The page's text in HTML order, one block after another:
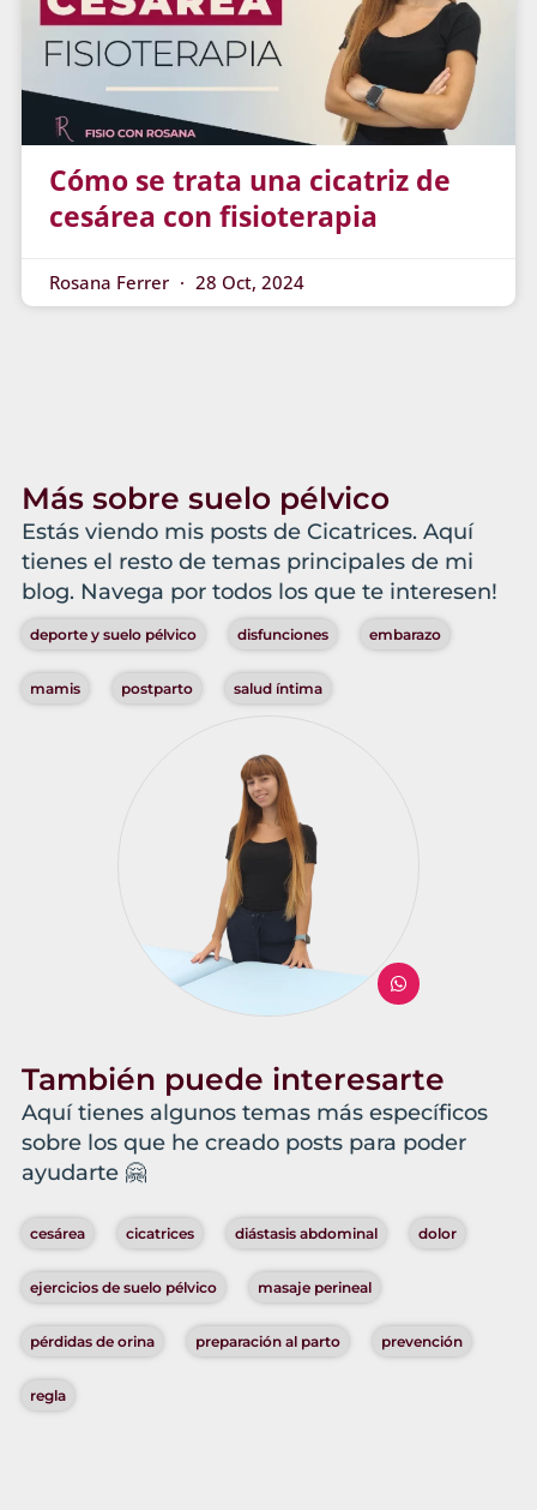
Cómo se trata una cicatriz de
cesárea con fisioterapia
Rosana Ferrer 28 Oct, 2024
Más sobre suelo pélvico
Estás viendo mis posts de Cicatrices. Aquí
tienes el resto de temas principales de mi
blog. Navega por todos los que te interesen!
deporte y suelo pélvico disfunciones embarazo
mamis postparto salud íntima
También puede interesarte
Aquí tienes algunos temas más específicos
sobre los que he creado posts para poder
ayudarte 🤗
cesárea cicatrices diástasis abdominal dolor
ejercicios de suelo pélvico masaje perineal
pérdidas de orina preparación al parto prevención
regla